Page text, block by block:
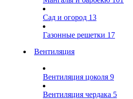
Сад и огород 13
Газонные решетки 17
Вентиляция
Вентиляция цоколя 9
Вентиляция чердака 5